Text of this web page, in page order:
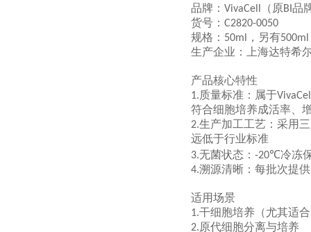
品牌 ： VivaCell （原BI 品
货号 ： C2820-0050
规格 ： ‌50ml‌ ，另有500ml
生产企业 ： 上海达特希
产品核心特性
1.质量标准 ：属于
符合细胞培养成活率、
2.生产加工工艺 ：采用
远低于行业标准
3.无菌状态： -20℃冷冻
4.溯源清晰：每批次提
适用场景
1.干细胞培养（尤其适
2.原代细胞分离与培养